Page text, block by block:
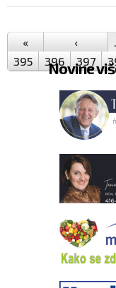
Pages
« ‹
395
396 397
Novine